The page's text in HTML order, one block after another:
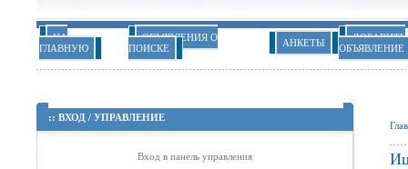
НА
ГЛАВНУЮ
ОБЪЯВЛЕНИЯ О
ПОИСКЕ
АНКЕТЫ
ДОБАВИТЬ
ОБЪЯВЛЕНИЕ
:: ВХОД / УПРАВЛЕНИЕ
Вход в панель управления